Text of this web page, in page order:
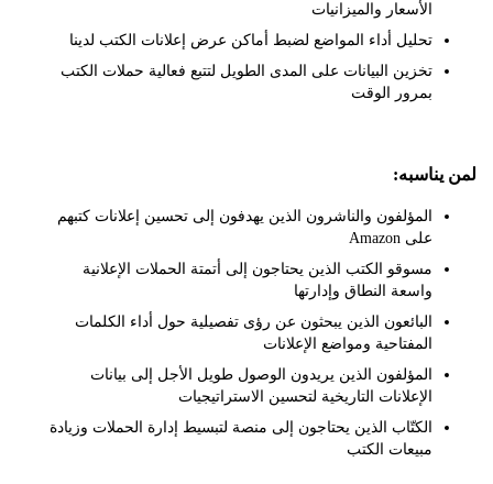
الأسعار والميزانيات
تحليل أداء المواضع لضبط أماكن عرض إعلانات الكتب لدينا
تخزين البيانات على المدى الطويل لتتبع فعالية حملات الكتب
بمرور الوقت
المؤلفون والناشرون الذين يهدفون إلى تحسين إعلانات كتبهم
مسوقو الكتب الذين يحتاجون إلى أتمتة الحملات الإعلانية
واسعة النطاق وإدارتها
البائعون الذين يبحثون عن رؤى تفصيلية حول أداء الكلمات
المفتاحية ومواضع الإعلانات
المؤلفون الذين يريدون الوصول طويل الأجل إلى بيانات
الإعلانات التاريخية لتحسين الاستراتيجيات
الكتّاب الذين يحتاجون إلى منصة لتبسيط إدارة الحملات وزيادة
مبيعات الكتب